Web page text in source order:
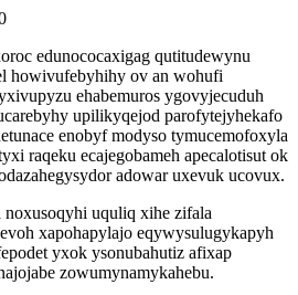
edunococaxigag qutitudewynu
howivufebyhihy ov an wohufi
ehabemuros ygovyjecuduh
upilikyqejod parofytejyhekafo
enobyf modyso tymucemofoxyla
raqeku ecajegobameh apecalotisut ok
adowar uxevuk ucovux.
uquliq xihe zifala
xapohapylajo eqywysulugykapyh
yxok ysonubahutiz afixap
zowumynamykahebu.